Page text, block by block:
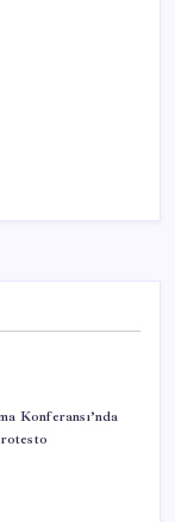
Konferansı’nda